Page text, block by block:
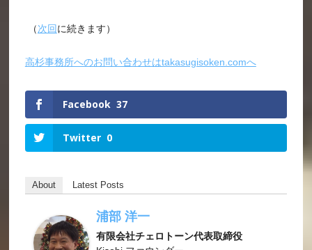
（次回に続きます）
高杉事務所へのお問い合わせはtakasugisoken.comへ
Facebook 37
Twitter 0
About Latest Posts
浦部 洋一
有限会社チェロトーン代表取締役